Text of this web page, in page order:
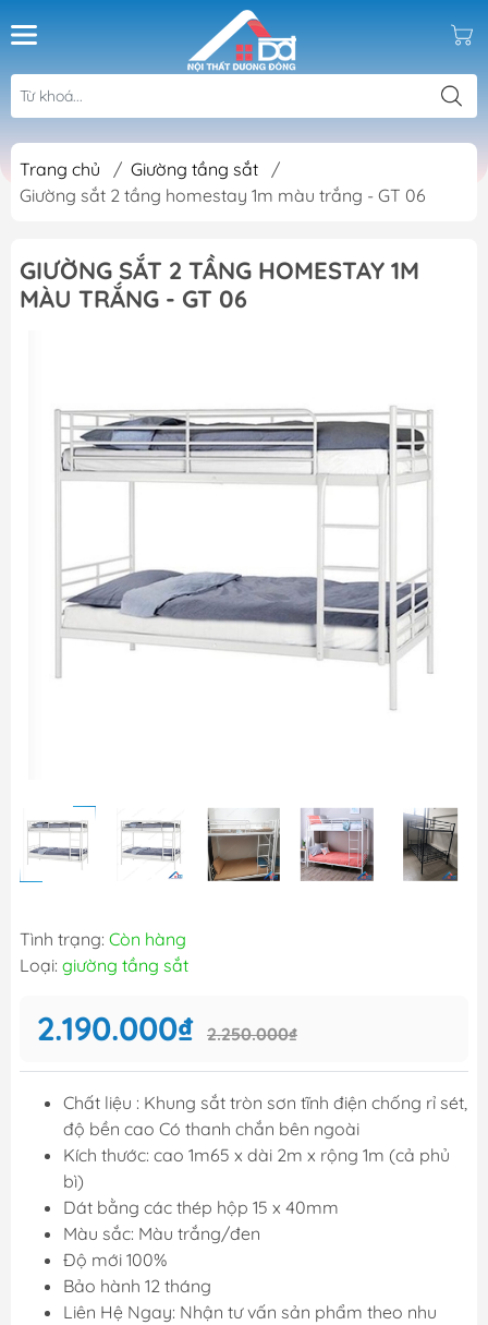
Trang chủ / Giường tầng sắt
/
Giường sắt 2 tầng homestay 1m màu trắng - GT 06
GIƯỜNG SẮT 2 TẦNG HOMESTAY 1M
MÀU TRẮNG - GT 06
Tình trạng: Còn hàng
Loại: giường tầng sắt
2.190.000₫ 2.250.000₫
Chất liệu : Khung sắt tròn sơn tĩnh điện chống rỉ sét,
độ bền cao Có thanh chắn bên ngoài
Kích thước: cao 1m65 x dài 2m x rộng 1m (cả phủ
bì)
Dát bằng các thép hộp 15 x 40mm
Màu sắc: Màu trắng/đen
Độ mới 100%
Bảo hành 12 tháng
Liên Hệ Ngay: Nhận tư vấn sản phẩm theo nhu